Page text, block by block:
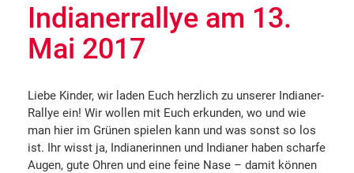
Indianerrallye am 13.
Mai 2017
Liebe Kinder, wir laden Euch herzlich zu unserer Indianer-
Rallye ein! Wir wollen mit Euch erkunden, wo und wie
man hier im Grünen spielen kann und was sonst so los
ist. Ihr wisst ja, Indianerinnen und Indianer haben scharfe
Augen, gute Ohren und eine feine Nase – damit können